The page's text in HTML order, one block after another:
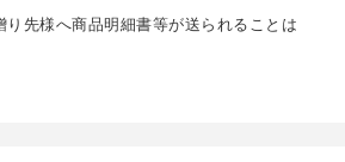
り先様へ商品明細書等が送られることは